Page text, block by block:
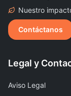
Nuestro
Contáctanos
Legal y
Aviso Legal